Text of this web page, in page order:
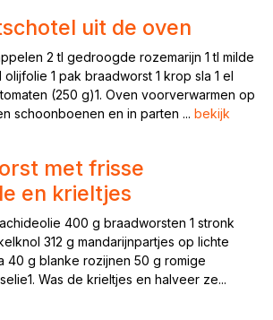
uit de oven
2 tl gedroogde rozemarijn 1 tl milde
1 pak braadworst 1 krop sla 1 el
(250 g)1. Oven voorverwarmen op
schoonboenen en in parten ... bekijk
met frisse
en krieltjes
400 g braadworsten 1 stronk
312 g mandarijnpartjes op lichte
40 g blanke rozijnen 50 g romige
Was de krieltjes en halveer ze...